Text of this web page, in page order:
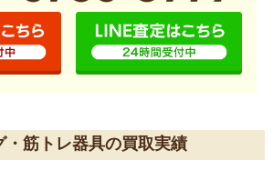
・筋トレ器具の買取実績